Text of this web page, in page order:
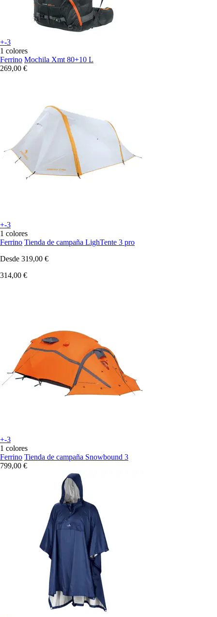
+-3
1 colores
Ferrino Mochila Xmt 80+10 L
269,00 €
+-3
1 colores
Ferrino Tienda de campaña LighTente 3 pro
Desde 319,00 €
314,00 €
+-3
1 colores
Ferrino Tienda de campaña Snowbound 3
799,00 €